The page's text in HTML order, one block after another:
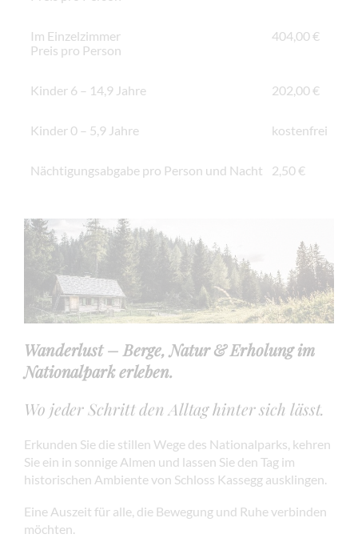
Im Einzelzimmer
Preis pro Person
404,00 €
Kinder 6 – 14,9 Jahre 202,00 €
Kinder 0 – 5,9 Jahre kostenfrei
Nächtigungsabgabe pro Person und Nacht 2,50 €
Wanderlust – Berge, Natur & Erholung im
Nationalpark erleben.
Wo jeder Schritt den Alltag hinter sich lässt.
Erkunden Sie die stillen Wege des Nationalparks, kehren
Sie ein in sonnige Almen und lassen Sie den Tag im
historischen Ambiente von Schloss Kassegg ausklingen.
Eine Auszeit für alle, die Bewegung und Ruhe verbinden
möchten.